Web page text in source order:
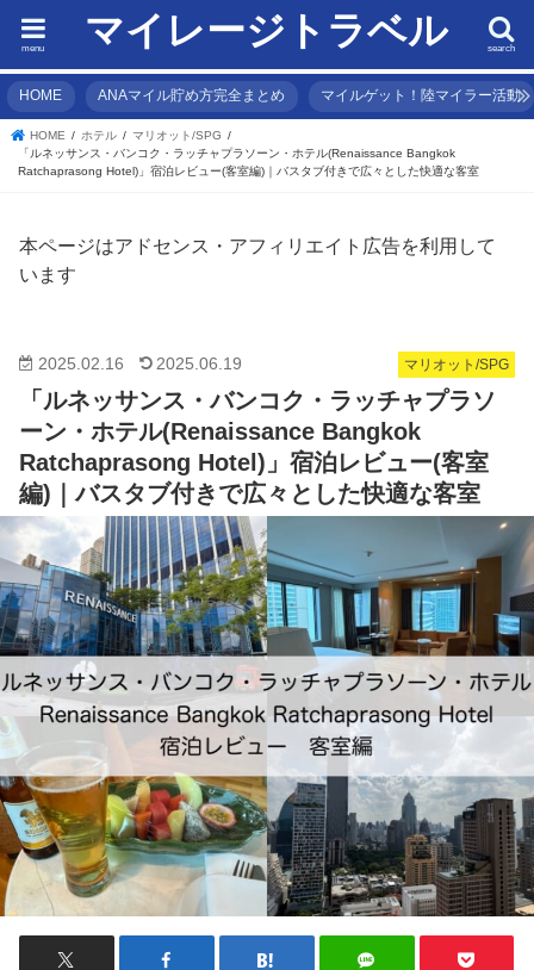
マイレージトラベル search
menu
HOME ANAマイル貯め方完全まとめ マイルゲット！陸マイラー活動
HOME ホテル
マリオット/SPG
「ルネッサンス・バンコク・ラッチャプラソーン・ホテル(Renaissance Bangkok
Ratchaprasong Hotel)」宿泊レビュー(客室編)｜バスタブ付きで広々とした快適な客室
本ページはアドセンス・アフィリエイト広告を利用して
います
マリオット/SPG
2025.02.16 2025.06.19
「ルネッサンス・バンコク・ラッチャプラソ
ーン・ホテル(Renaissance Bangkok
Ratchaprasong Hotel)」宿泊レビュー(客室
編)｜バスタブ付きで広々とした快適な客室